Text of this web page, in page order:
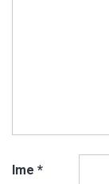
Ime *